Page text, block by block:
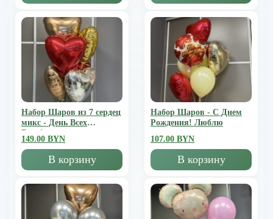
Набор Шаров из 7 сердец
микс - День Всех
Влюбленных
149.00 BYN
В корзину
Набор Шаров - С Днем
Рождения! Люблю
107.00 BYN
В корзину